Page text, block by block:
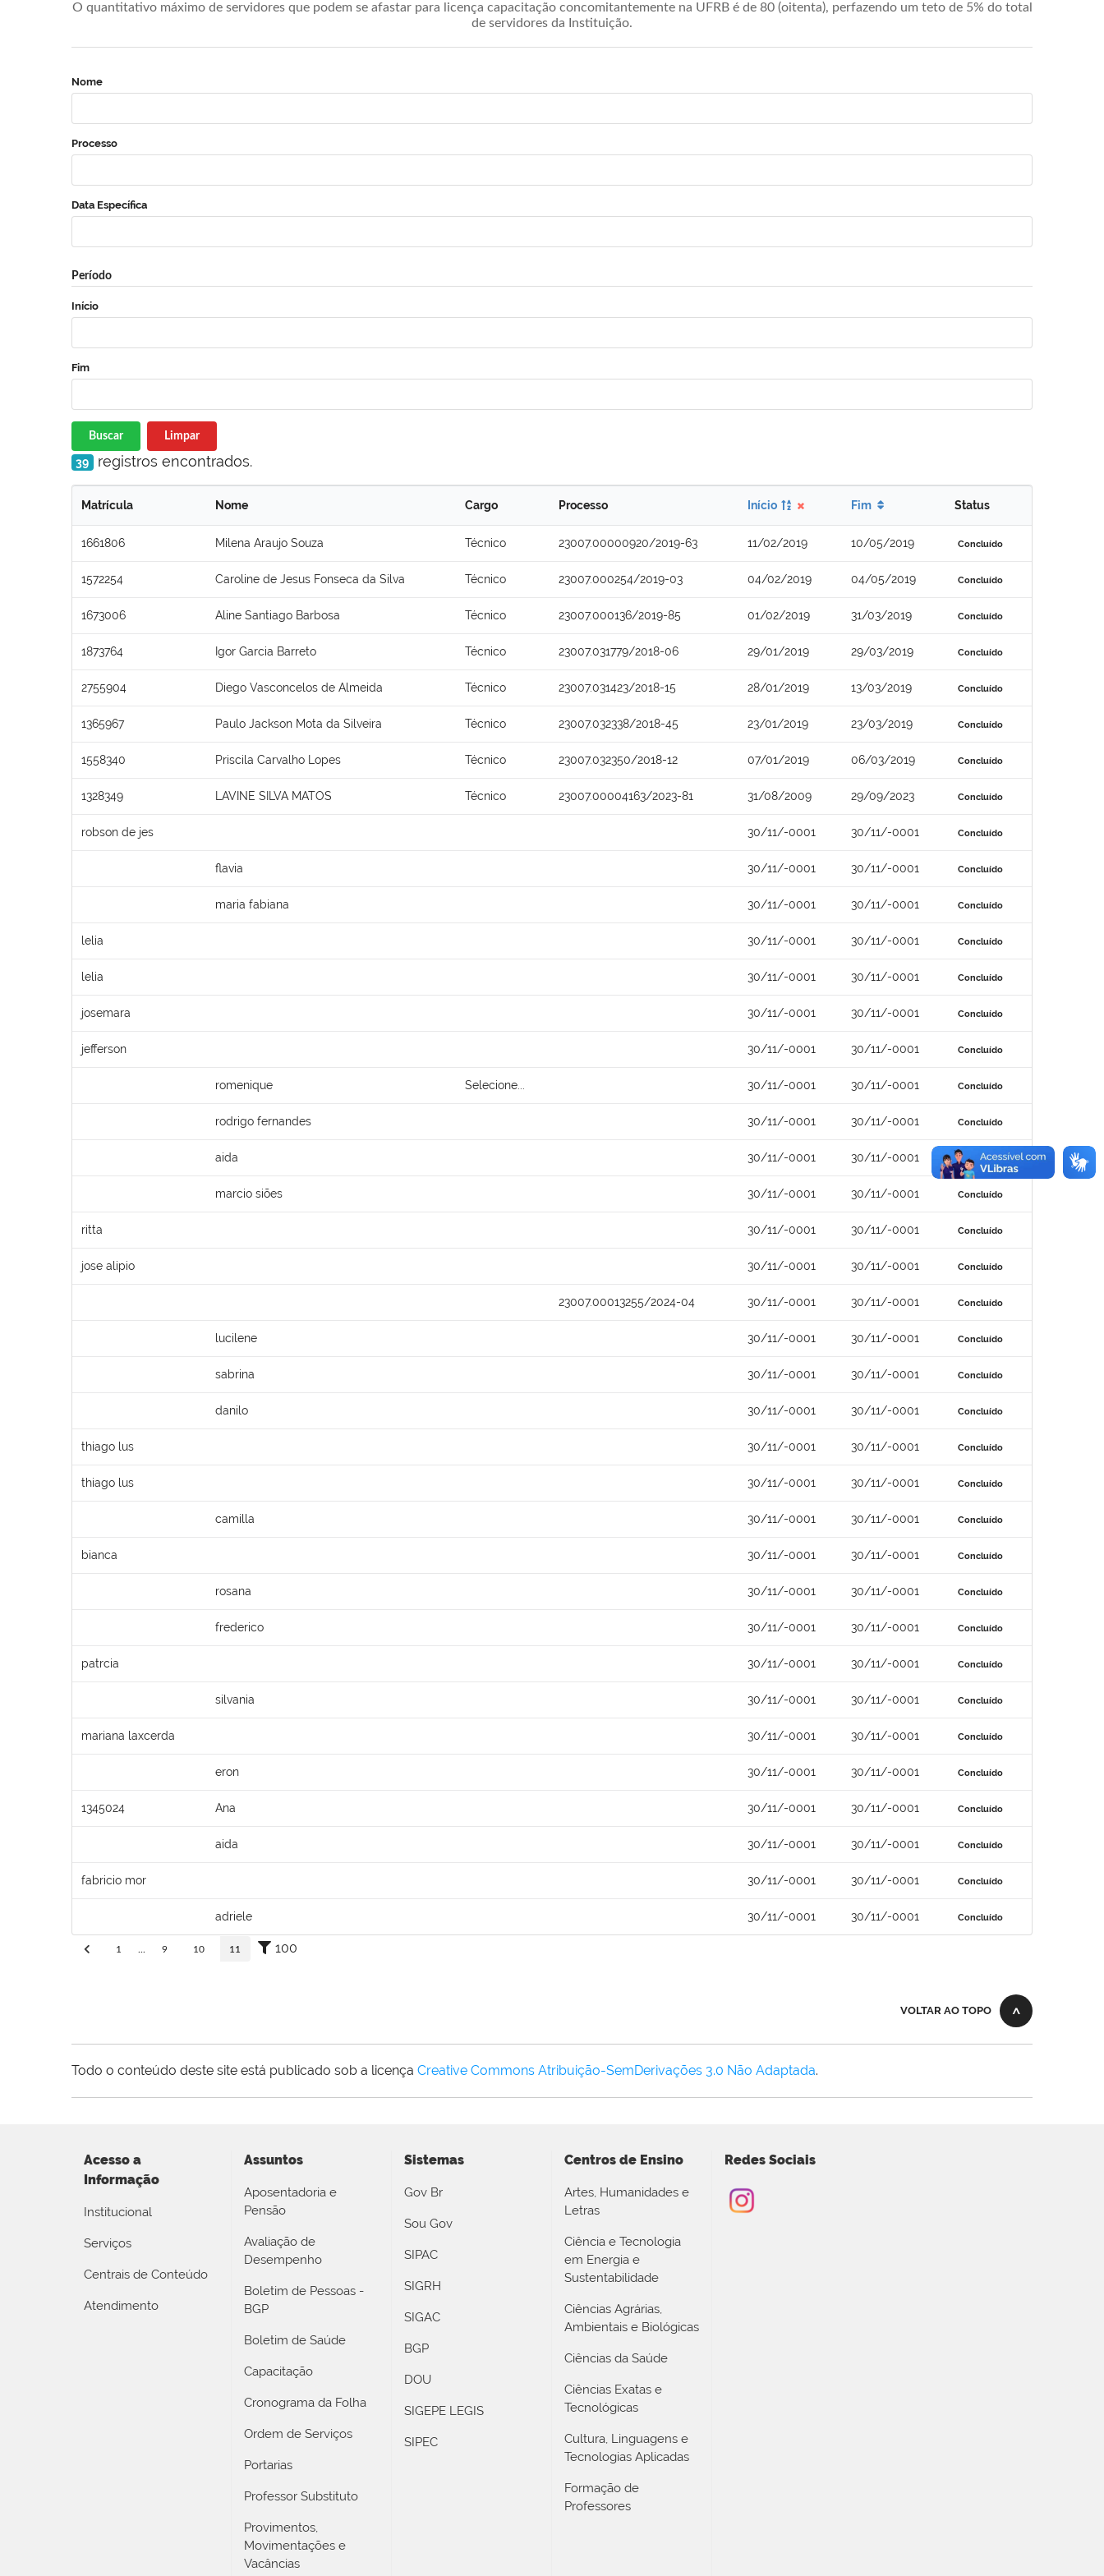
O quantitativo máximo de servidores que podem se afastar para licença capacitação concomitantemente na UFRB é de 80 (oitenta), perfazendo um teto de 5% do total
de servidores da Instituição.
Nome
Processo
Data Específica
Período
Início
Fim
Buscar Limpar
39 registros encontrados.
Matrícula Nome Cargo Processo Início Fim Status
1661806 Milena Araujo Souza Técnico 23007.00000920/2019-63 11/02/2019 10/05/2019 Concluído
1572254 Caroline de Jesus Fonseca da Silva Técnico 23007.000254/2019-03 04/02/2019 04/05/2019 Concluído
1673006 Aline Santiago Barbosa Técnico 23007.000136/2019-85 01/02/2019 31/03/2019 Concluído
1873764 Igor Garcia Barreto Técnico 23007.031779/2018-06 29/01/2019 29/03/2019 Concluído
2755904 Diego Vasconcelos de Almeida Técnico 23007.031423/2018-15 28/01/2019 13/03/2019 Concluído
1365967 Paulo Jackson Mota da Silveira Técnico 23007.032338/2018-45 23/01/2019 23/03/2019 Concluído
1558340 Priscila Carvalho Lopes Técnico 23007.032350/2018-12 07/01/2019 06/03/2019 Concluído
1328349 LAVINE SILVA MATOS Técnico 23007.00004163/2023-81 31/08/2009 29/09/2023 Concluído
robson de jes 30/11/-0001 30/11/-0001 Concluído
flavia 30/11/-0001 30/11/-0001 Concluído
maria fabiana 30/11/-0001 30/11/-0001 Concluído
lelia 30/11/-0001 30/11/-0001 Concluído
lelia 30/11/-0001 30/11/-0001 Concluído
josemara 30/11/-0001 30/11/-0001 Concluído
jefferson 30/11/-0001 30/11/-0001 Concluído
romenique Selecione... 30/11/-0001 30/11/-0001 Concluído
rodrigo fernandes 30/11/-0001 30/11/-0001 Concluído
aida 30/11/-0001 30/11/-0001 Concluído
marcio siões 30/11/-0001 30/11/-0001 Concluído
ritta 30/11/-0001 30/11/-0001 Concluído
jose alipio 30/11/-0001 30/11/-0001 Concluído
23007.00013255/2024-04 30/11/-0001 30/11/-0001 Concluído
lucilene 30/11/-0001 30/11/-0001 Concluído
sabrina 30/11/-0001 30/11/-0001 Concluído
danilo 30/11/-0001 30/11/-0001 Concluído
thiago lus 30/11/-0001 30/11/-0001 Concluído
thiago lus 30/11/-0001 30/11/-0001 Concluído
camilla 30/11/-0001 30/11/-0001 Concluído
bianca 30/11/-0001 30/11/-0001 Concluído
rosana 30/11/-0001 30/11/-0001 Concluído
frederico 30/11/-0001 30/11/-0001 Concluído
patrcia 30/11/-0001 30/11/-0001 Concluído
silvania 30/11/-0001 30/11/-0001 Concluído
mariana laxcerda 30/11/-0001 30/11/-0001 Concluído
eron 30/11/-0001 30/11/-0001 Concluído
1345024 Ana 30/11/-0001 30/11/-0001 Concluído
aida 30/11/-0001 30/11/-0001 Concluído
fabricio mor 30/11/-0001 30/11/-0001 Concluído
adriele 30/11/-0001 30/11/-0001 Concluído
1 9 10 11 100
VOLTAR AO TOPO
Todo o conteúdo deste site está publicado sob a licença Creative Commons Atribuição-SemDerivações 3.0 Não Adaptada.
Acesso a
Informação
Institucional
Serviços
Centrais de Conteúdo
Atendimento
Assuntos
Aposentadoria e
Pensão
Avaliação de
Desempenho
Boletim de Pessoas -
BGP
Boletim de Saúde
Capacitação
Cronograma da Folha
Ordem de Serviços
Portarias
Professor Substituto
Provimentos,
Movimentações e
Vacâncias
Sistemas
Gov Br
Sou Gov
SIPAC
SIGRH
SIGAC
BGP
DOU
SIGEPE LEGIS
SIPEC
Centros de Ensino
Artes, Humanidades e
Letras
Ciência e Tecnologia
em Energia e
Sustentabilidade
Ciências Agrárias,
Ambientais e Biológicas
Ciências da Saúde
Ciências Exatas e
Tecnológicas
Cultura, Linguagens e
Tecnologias Aplicadas
Formação de
Professores
Redes Sociais